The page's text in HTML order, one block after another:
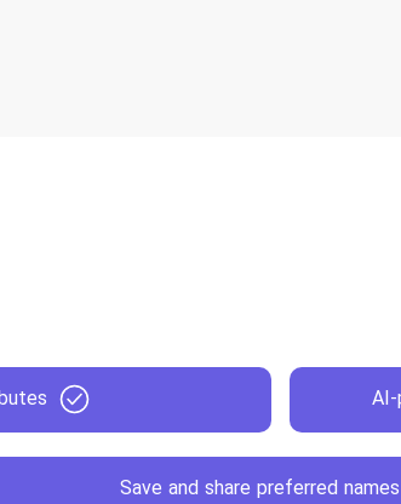
Save and share preferred names